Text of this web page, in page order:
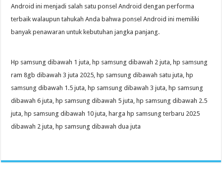
Android ini menjadi salah satu ponsel Android dengan performa
terbaik walaupun tahukah Anda bahwa ponsel Android ini memiliki
banyak penawaran untuk kebutuhan jangka panjang.
Hp samsung dibawah 1 juta, hp samsung dibawah 2 juta, hp samsung
ram 8gb dibawah 3 juta 2025, hp samsung dibawah satu juta, hp
samsung dibawah 1.5 juta, hp samsung dibawah 3 juta, hp samsung
dibawah 6 juta, hp samsung dibawah 5 juta, hp samsung dibawah 2.5
juta, hp samsung dibawah 10 juta, harga hp samsung terbaru 2025
dibawah 2 juta, hp samsung dibawah dua juta